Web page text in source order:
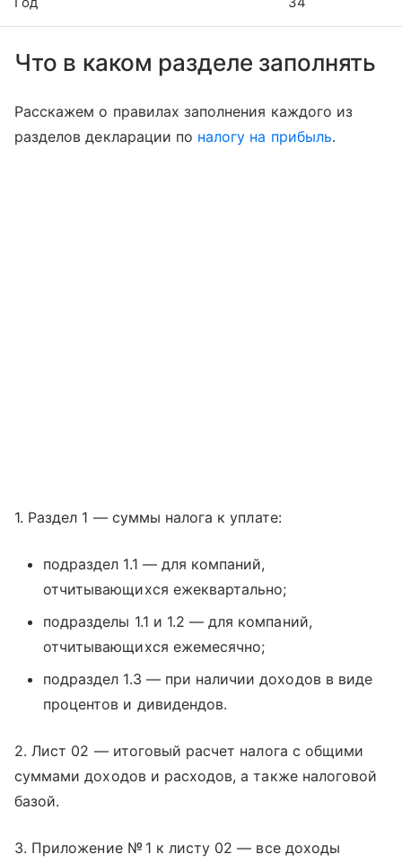
Что в каком разделе заполнять
Расскажем о правилах заполнения каждого из
разделов декларации по налогу на прибыль.
1. Раздел 1 — суммы налога к уплате:
подраздел 1.1 — для компаний,
отчитывающихся ежеквартально;
подразделы 1.1 и 1.2 — для компаний,
отчитывающихся ежемесячно;
подраздел 1.3 — при наличии доходов в виде
процентов и дивидендов.
2. Лист 02 — итоговый расчет налога с общими
суммами доходов и расходов, а также налоговой
базой.
3. Приложение № 1 к листу 02 — все доходы